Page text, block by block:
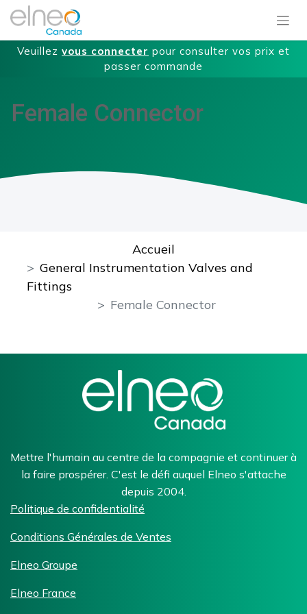
Veuillez vous connecter pour consulter vos prix et
passer commande
Female Connector
Accueil
General Instrumentation Valves and
Fittings
Female Connector
Mettre l'humain au centre de la compagnie et continuer à
la faire prospérer. C'est le défi auquel Elneo s'attache
depuis 2004.
Politique de confidentialité
Conditions Générales de Ventes
Elneo Groupe
Elneo France